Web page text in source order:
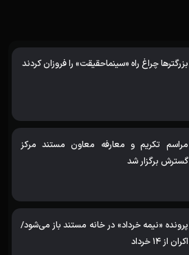
بزرگترها چراغ راه «سینماحقیقت» را فروزان کردند
مراسم تکریم و معارفه معاون مستند مرکز
گسترش برگزار شد
پرونده «نیمه خرداد» در خانه مستند باز می‌شود/
اکران از 14 خرداد